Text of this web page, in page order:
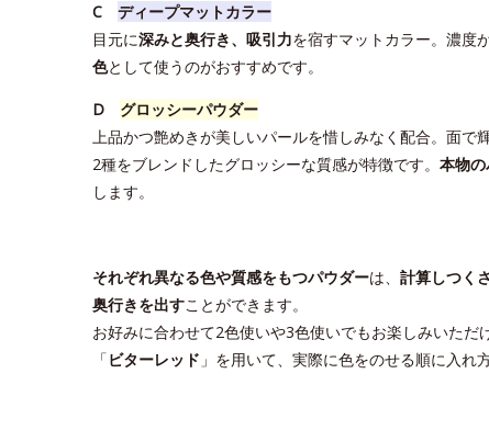
C
ディープマットカラー
目元に深みと奥行き、吸引力を宿すマットカラー。濃度
色として使うのがおすすめです。
D
グロッシーパウダー
上品かつ艶めきが美しいパールを惜しみなく配合。面
2種をブレンドしたグロッシーな質感が特徴です。 本物
します。
それぞれ異なる色や質感をもつパウダーは、 計算しつく
奥行きを出すことができます。
お好みに合わせて2色使いや3色使いでもお楽しみいただ
「ビターレッド 」を用いて、実際に色をのせる順に入れ